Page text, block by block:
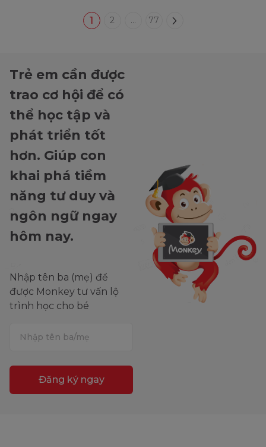
1 2 ... 77
Trẻ em cần được
trao cơ hội để có
thể học tập và
phát triển tốt
hơn. Giúp con
khai phá tiềm
năng tư duy và
ngôn ngữ ngay
hôm nay.
Nhập tên ba (mẹ) để
được Monkey tư vấn lộ
trình học cho bé
Đăng ký ngay